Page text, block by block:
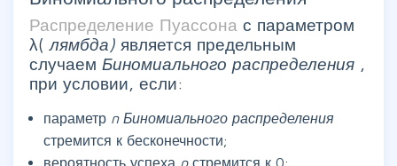
Распределение Пуассона с параметром
λ(лямбда) является предельным
случаем Биномиального распределения ,
при условии, если:
параметр n Биномиального распределения
стремится к бесконечности;
вероятность успеха p стремится к 0;